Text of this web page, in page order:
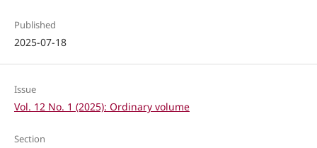
Published
2025-07-18
Issue
Vol. 12 No. 1 (2025): Ordinary volume
Section